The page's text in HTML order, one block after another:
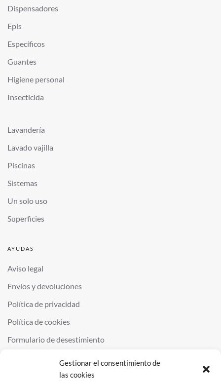
Gestionar el consentimiento de
las cookies
Dispensadores
Epis
Específicos
Guantes
Higiene personal
Insecticida
Lavandería
Lavado vajilla
Piscinas
Sistemas
Un solo uso
Superficies
AYUDAS
Aviso legal
Envíos y devoluciones
Política de privacidad
Política de cookies
Formulario de desestimiento
QUIMINOR SL. ALL RIGHTS RESERVED.